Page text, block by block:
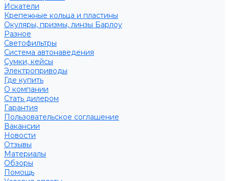
Искатели
Крепежные кольца и пластины
Окуляры, призмы, линзы Барлоу
Разное
Светофильтры
Система автонаведения
Сумки, кейсы
Электроприводы
Где купить
О компании
Стать дилером
Гарантия
Пользовательское соглашение
Вакансии
Новости
Отзывы
Материалы
Обзоры
Помощь